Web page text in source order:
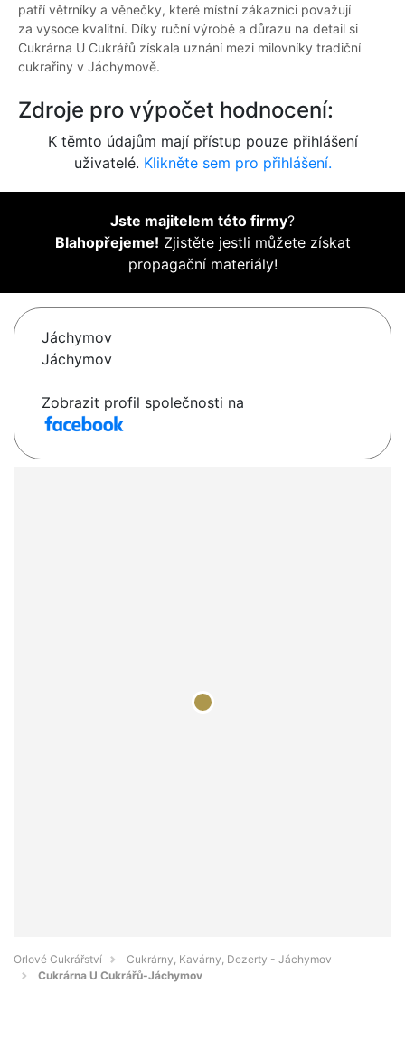
patří větrníky a věnečky, které místní zákazníci považují
za vysoce kvalitní. Díky ruční výrobě a důrazu na detail si
Cukrárna U Cukrářů získala uznání mezi milovníky tradiční
cukrařiny v Jáchymově.
Zdroje pro výpočet hodnocení:
K těmto údajům mají přístup pouze přihlášení
uživatelé. Klikněte sem pro přihlášení.
Jste majitelem této firmy?
Blahopřejeme! Zjistěte jestli můžete získat
propagační materiály!
Jáchymov
Jáchymov
Zobrazit profil společnosti na
Orlové Cukrářství
Cukrárny, Kavárny, Dezerty - Jáchymov
Cukrárna U Cukrářů-Jáchymov